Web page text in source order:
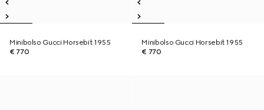
Minibolso Gucci Horsebit 1955
€ 770
Minibolso Gucci Horsebit 1955
€ 770